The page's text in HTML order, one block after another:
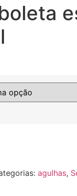
agulhas,